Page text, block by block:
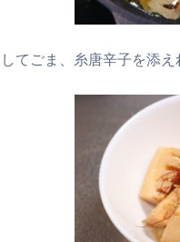
てごま、糸唐辛子を添え